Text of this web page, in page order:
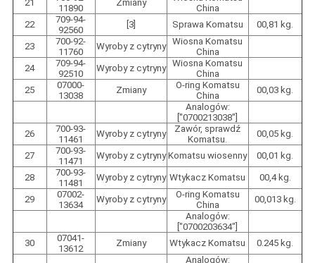
21
11890
Zmiany
China
22
709-94-
92560
[3] Sprawa Komatsu 00,81 kg.
23
700-92-
11760
Wyroby z cytryny
Wiosna Komatsu
China
24
709-94-
92510
Wyroby z cytryny
Wiosna Komatsu
China
25
07000-
13038
Zmiany
O-ring Komatsu
China
00,03 kg.
Analogów:
["0700213038"]
26
700-93-
11461
Wyroby z cytryny
Zawór, sprawdź
Komatsu.
00,05 kg.
27
700-93-
11471
Wyroby z cytryny Komatsu wiosenny 00,01 kg.
28
700-93-
11481
Wyroby z cytryny Wtykacz Komatsu 00,4 kg.
29
07002-
13634
Wyroby z cytryny
O-ring Komatsu
China
00,013 kg.
Analogów:
["0700203634"]
30
07041-
13612
Zmiany Wtykacz Komatsu
0.245 kg.
Analogów: